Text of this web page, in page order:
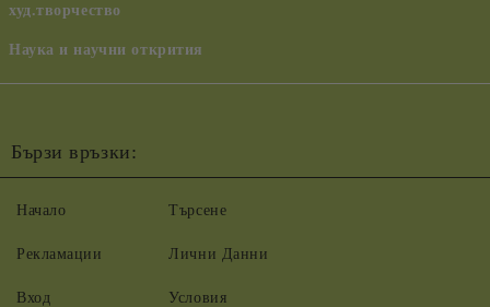
худ.творчество
Наука и научни открития
Бързи връзки:
Начало
Рекламации
Вход
Търсене
Лични Данни
Условия